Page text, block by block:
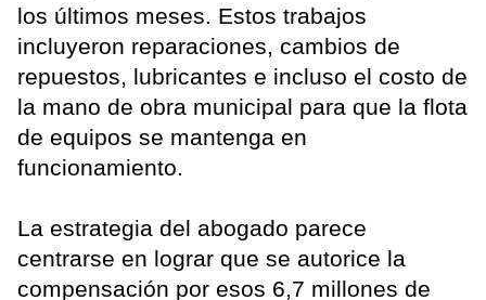
los últimos meses. Estos trabajos
incluyeron reparaciones, cambios de
repuestos, lubricantes e incluso el costo de
la mano de obra municipal para que la flota
de equipos se mantenga en
funcionamiento.
La estrategia del abogado parece
centrarse en lograr que se autorice la
compensación por esos 6,7 millones de